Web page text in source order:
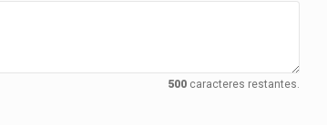
500caracteres restantes.